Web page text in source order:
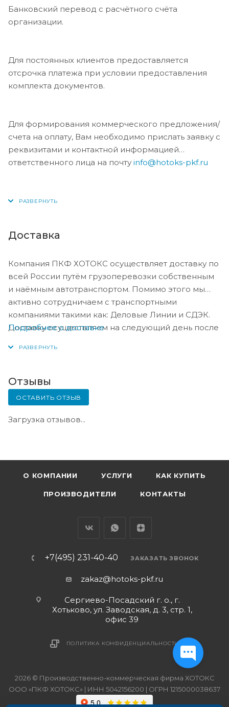
Банковский перевод с расчётного счёта
организации.
Для постоянных клиентов предоставляется
отсрочка платежа при условии предоставления
комплекта документов.
Для формирования коммерческого предложения/
счета на оплату, Вам необходимо прислать заявку с
реквизитами и контактной информацией
ответственного лица на почту info@hotoks-pkf.ru
Доставка
Компания ПКФ ХОТОКС осуществляет доставку по
всей России путём грузоперевозки собственным
и наёмным автотранспортом. Помимо этого мы
активно сотрудничаем с транспортными
компаниями такими как: Деловые Линии и СДЭК.
Доставку осуществляем на следующий день после
Подробнее о доставке
Отзывы
ОСТАВИТЬ ОТЗЫВ
Загрузка отзывов...
О КОМПАНИИ УСЛУГИ КАК КУПИТЬ
ПРОИЗВОДИТЕЛИ КОНТАКТЫ
+7(495) 231-40-40 ЗАКАЗАТЬ ЗВОНОК
zakaz@hotoks-pkf.ru
Сергиево-Посадский г. о., г.
Хотьково, ул. Заводская, д. 3, стр. 1,
офис 39
ПОЛИТИКА КОНФИДЕНЦИАЛЬНОСТИ
2026 © Производственно-коммерческая фирма ХОТОКС
ООО «ПКФ ХОТОКС» | ИНН 5042156200 | ОГРН 1215000038637